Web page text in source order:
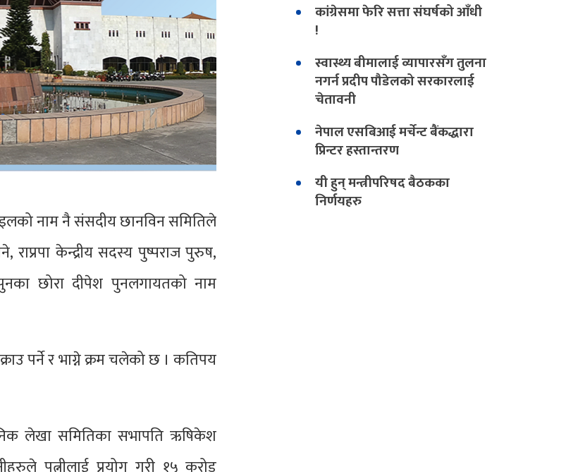
नाम नै संसदीय छानविन समितिले
राप्रपा केन्द्रीय सदस्य पुष्पराज पुरुष,
पुनका छोरा दीपेश पुनलगायतको नाम
पर्ने र भाग्ने क्रम चलेको छ । कतिपय
लेखा समितिका सभापति ऋषिकेश
कांग्रेसमा फेरि सत्ता संघर्षको आँधी
!
स्वास्थ्य बीमालाई व्यापारसँग तुलना
नगर्न प्रदीप पौडेलको सरकारलाई
चेतावनी
नेपाल एसबिआई मर्चेन्ट बैंकद्धारा
प्रिन्टर हस्तान्तरण
यी हुन् मन्त्रीपरिषद बैठकका
निर्णयहरु